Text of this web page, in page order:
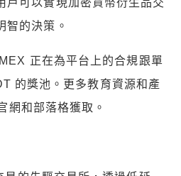
戶可以實現加密貨幣衍生品交
智的決策。
正在為平台上的合規跟單
的獎池。更多教育資源和產
網和部落格獲取。